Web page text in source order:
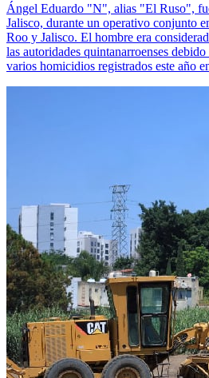
Ángel Eduardo "N", alias "El Ruso",
Jalisco, durante un operativo conjunto
Roo y Jalisco. El hombre era
las autoridades quintanarroenses
varios homicidios registrados este año